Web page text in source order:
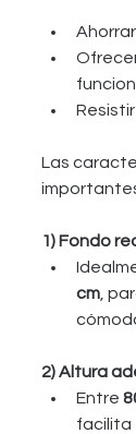
Las
1) Fondo
cm ,
2) Altura
Entre
facilita